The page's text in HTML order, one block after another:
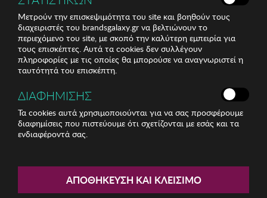
Γυναικεία Τσάντα Lucky Bees
Μετρούν την επισκεψιμότητα του site και βοηθούν τους
διαχειριστές του brandsgalaxy.gr να βελτιώνουν το
περιεχόμενο του site, με σκοπό την καλύτερη εμπειρία για
τους επισκέπτες. Αυτά τα cookies δεν συλλέγουν
πληροφορίες με τις οποίες θα μπορούσε να αναγνωριστεί η
ταυτότητά του επισκέπτη.
ΔΙΑΦΗΜΙΣΗΣ
Τα cookies αυτά χρησιμοποιούνται για να σας προσφέρουμε
διαφημίσεις που πιστεύουμε ότι σχετίζονται με εσάς και τα
ενδιαφέροντά σας.
ΑΠΟΘΉΚΕΥΣΗ ΚΑΙ ΚΛΕΊΣΙΜΟ